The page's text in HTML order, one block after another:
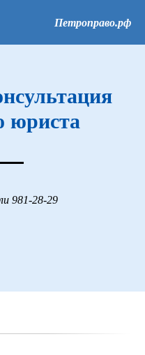
Петроправо.рф
юриста
981-28-29